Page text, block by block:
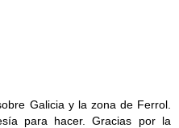
Galicia y la zona de Ferrol.
para hacer. Gracias por la